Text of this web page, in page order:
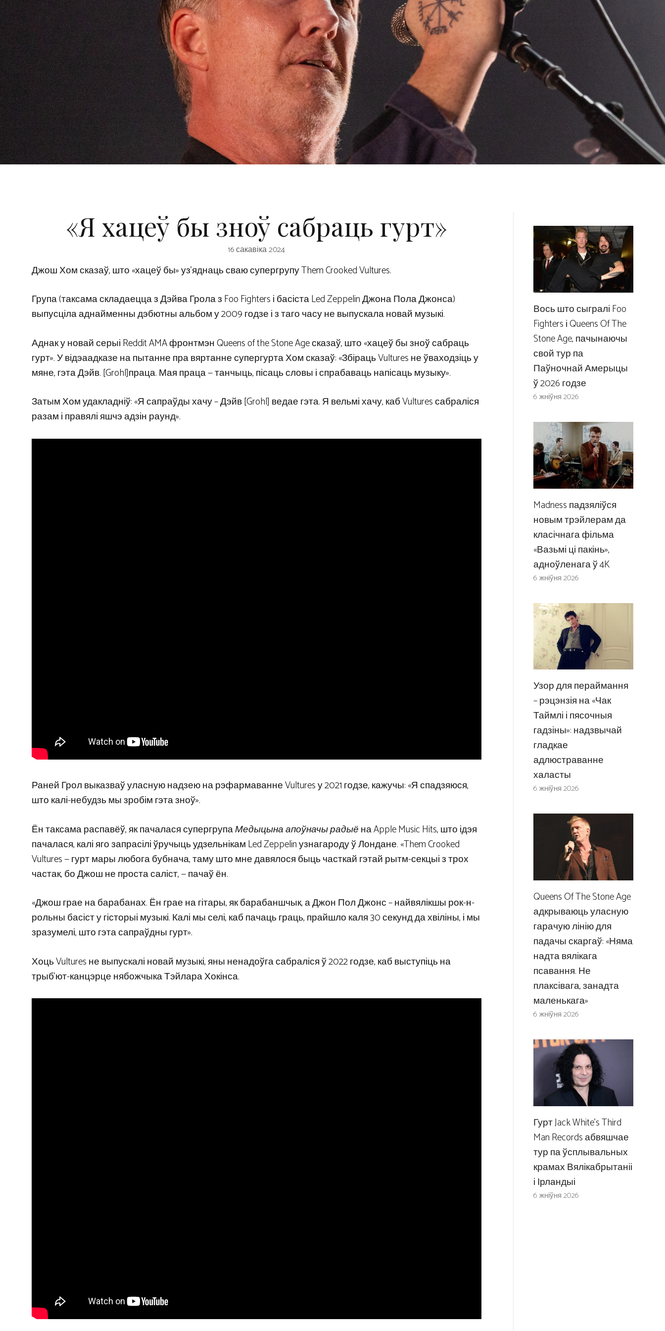
«Я хацеў бы зноў сабраць гурт»
16 сакавіка 2024
Джош Хом сказаў, што «хацеў бы» уз’яднаць сваю супергрупу Them Crooked Vultures.
Група (таксама складаецца з Дэйва Грола з Foo Fighters і басіста Led Zeppelin Джона Пола Джонса)
выпусціла аднайменны дэбютны альбом у 2009 годзе і з таго часу не выпускала новай музыкі.
Аднак у новай серыі Reddit AMA фронтмэн Queens of the Stone Age сказаў, што «хацеў бы зноў сабраць
гурт». У відэаадказе на пытанне пра вяртанне супергурта Хом сказаў: «Збіраць Vultures не ўваходзіць у
мяне, гэта Дэйв. [Grohl]праца. Мая праца — танчыць, пісаць словы і спрабаваць напісаць музыку».
Затым Хом удакладніў: «Я сапраўды хачу – Дэйв [Grohl] ведае гэта. Я вельмі хачу, каб Vultures сабраліся
разам і правялі яшчэ адзін раунд».
Раней Грол выказваў уласную надзею на рэфармаванне Vultures у 2021 годзе, кажучы: «Я спадзяюся,
што калі-небудзь мы зробім гэта зноў».
Ён таксама распавёў, як пачалася супергрупаМедыцына апоўначы радыёна Apple Music Hits, што ідэя
пачалася, калі яго запрасілі ўручыць удзельнікам Led Zeppelin узнагароду ў Лондане. «Them Crooked
Vultures — гурт мары любога бубнача, таму што мне давялося быць часткай гэтай рытм-секцыі з трох
частак, бо Джош не проста саліст, — пачаў ён.
«Джош грае на барабанах. Ён грае на гітары, як барабаншчык, а Джон Пол Джонс – найвялікшы рок-н-
рольны басіст у гісторыі музыкі. Калі мы селі, каб пачаць граць, прайшло каля 30 секунд да хвіліны, і мы
зразумелі, што гэта сапраўдны гурт».
Хоць Vultures не выпускалі новай музыкі, яны ненадоўга сабраліся ў 2022 годзе, каб выступіць на
трыб’ют-канцэрце нябожчыка Тэйлара Хокінса.
Вось што сыгралі Foo
Fighters і Queens Of The
Stone Age, пачынаючы
свой тур па
Паўночнай Амерыцы
ў 2026 годзе
6 жніўня 2026
Madness падзяліўся
новым трэйлерам да
класічнага фільма
«Вазьмі ці пакінь»,
адноўленага ў 4K
6 жніўня 2026
Узор для пераймання
– рэцэнзія на «Чак
Таймлі і пясочныя
гадзіны»: надзвычай
гладкае
адлюстраванне
халасты
6 жніўня 2026
Queens Of The Stone Age
адкрываюць уласную
гарачую лінію для
падачы скаргаў: «Няма
надта вялікага
псавання. Не
плаксівага, занадта
маленькага»
6 жніўня 2026
Гурт Jack White’s Third
Man Records абвяшчае
тур па ўсплывальных
крамах Вялікабрытаніі
і Ірландыі
6 жніўня 2026